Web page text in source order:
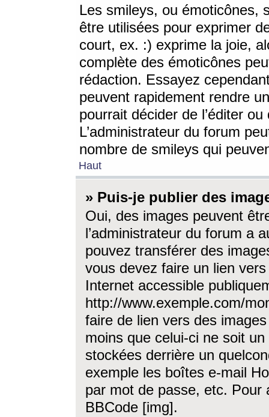
Les smileys, ou émoticônes,
être utilisées pour exprimer
court, ex. :) exprime la joie,
complète des émoticônes
rédaction. Essayez
peuvent rapidement rendre
pourrait décider de l’éditer
L’administrateur du forum
nombre de smileys qui
Haut
» Puis-je publier des
Oui, des images peuvent
l’administrateur du forum a
pouvez transférer des
vous devez faire un lien
Internet accessible
http://www.exemple.com/
faire de lien vers des
moins que celui-ci ne soit
stockées derrière un
exemple les boîtes e-mail
par mot de passe, etc. Pour
BBCode [img].